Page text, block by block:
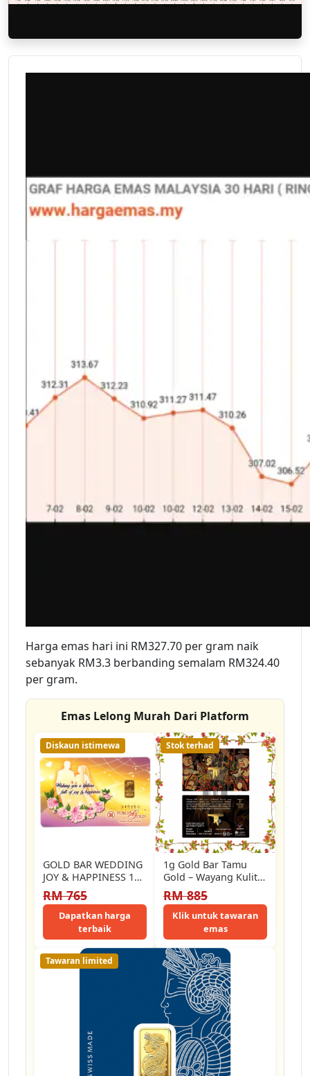
Harga emas hari ini RM327.70 per gram naik
sebanyak RM3.3 berbanding semalam RM324.40
per gram.
Emas Lelong Murah Dari Platform
Diskaun istimewa
GOLD BAR WEDDING
JOY & HAPPINESS 1G
PG 999.9
RM 765
Dapatkan harga
terbaik
Stok terhad
1g Gold Bar Tamu
Gold – Wayang Kulit
Edition (Au 999.9)
RM 885
Klik untuk tawaran
emas
Tawaran limited